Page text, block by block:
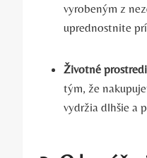
vyrobeným z
uprednostnite
Životné
tým, že
vydržia dlhšie a